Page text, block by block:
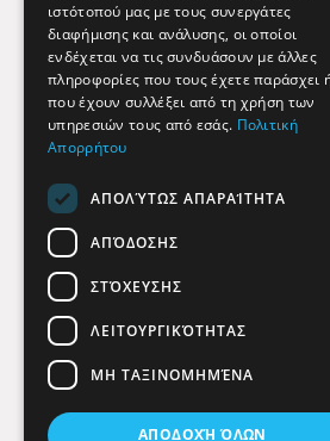
Όροι Χρήσης
Πολιτική προστασίας
Findhere
Social Media
ιστότοπού μας με τους συνεργάτες
διαφήμισης και ανάλυσης, οι οποίοι
ενδέχεται να τις συνδυάσουν με άλλες
πληροφορίες που τους έχετε παράσχει
που έχουν συλλέξει από τη χρήση των
υπηρεσιών τους από εσάς. Πολιτική
Απορρήτου
ΑΠΟΛΎΤΩΣ ΑΠΑΡΑΊΤΗΤΑ
ΑΠΌΔΟΣΗΣ
ΣΤΌΧΕΥΣΗΣ
ΛΕΙΤΟΥΡΓΙΚΌΤΗΤΑΣ
ΜΗ ΤΑΞΙΝΟΜΗΜΈΝΑ
ΑΠΟΔΟΧΉ ΌΛΩΝ